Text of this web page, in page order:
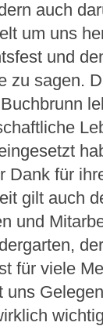
auch
um uns
und
zu sagen.
Dank für
gilt auch
und
für viele
uns